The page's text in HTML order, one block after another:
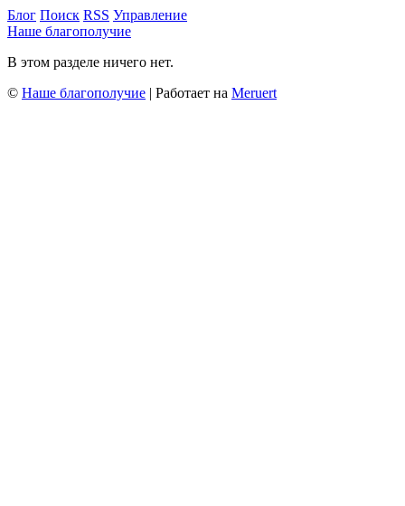
Блог Поиск RSS Управление
Наше благополучие
В этом разделе ничего нет.
© Наше благополучие | Работает на Meruert